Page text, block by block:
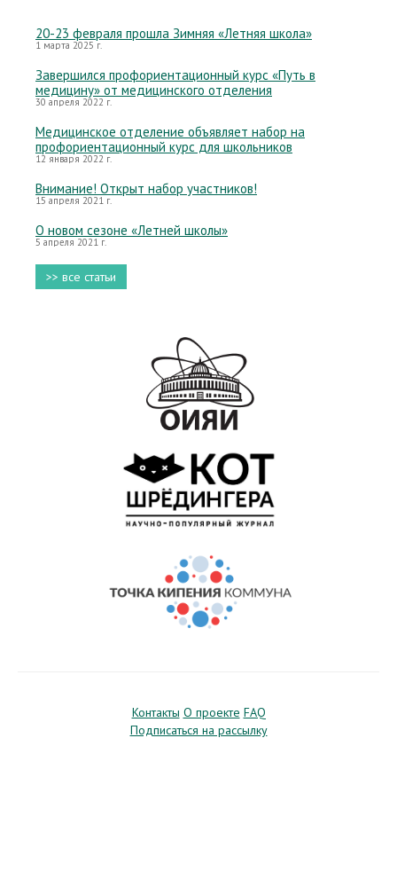
20-23 февраля прошла Зимняя «Летняя школа»
1 марта 2025 г.
Завершился профориентационный курс «Путь в
медицину» от медицинского отделения
30 апреля 2022 г.
Медицинское отделение объявляет набор на
профориентационный курс для школьников
12 января 2022 г.
Внимание! Открыт набор участников!
15 апреля 2021 г.
О новом сезоне «Летней школы»
5 апреля 2021 г.
>> все статьи
Контакты О проекте FAQ
Подписаться на рассылку